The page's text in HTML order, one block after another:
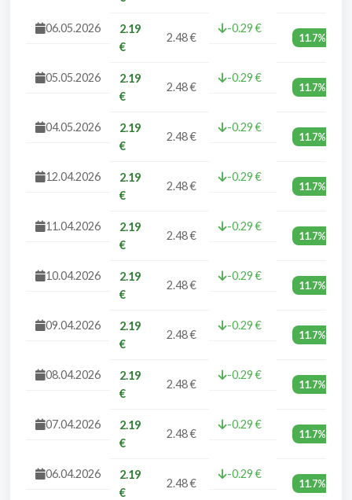
06.05.2026
2.19
€
2.48 €
-0.29 €
11.7%
05.05.2026
2.19
€
2.48 €
-0.29 €
11.7%
04.05.2026
2.19
€
2.48 €
-0.29 €
11.7%
12.04.2026
2.19
€
2.48 €
-0.29 €
11.7%
11.04.2026
2.19
€
2.48 €
-0.29 €
11.7%
10.04.2026
2.19
€
2.48 €
-0.29 €
11.7%
09.04.2026
2.19
€
2.48 €
-0.29 €
11.7%
08.04.2026
2.19
€
2.48 €
-0.29 €
11.7%
07.04.2026
2.19
€
2.48 €
-0.29 €
11.7%
06.04.2026
2.19
€
2.48 €
-0.29 €
11.7%